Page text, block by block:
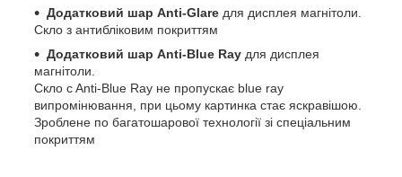
Додатковий шар Anti-Glare для дисплея магнітоли.
Скло з антибліковим покриттям
Додатковий шар Anti-Blue Ray для дисплея
магнітоли.
Скло c Anti-Blue Ray не пропускає blue ray
випромінювання, при цьому картинка стає яскравішою.
Зроблене по багатошарової технології зі спеціальним
покриттям